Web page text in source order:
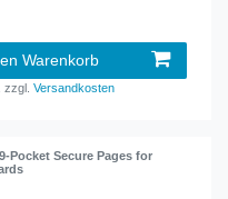
Warenkorb
zzgl.Versandkosten
Pocket Secure Pages for